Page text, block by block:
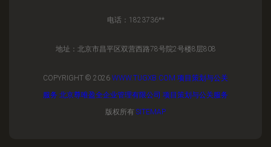
电话：1823736**
地址：北京市昌平区双营西路78号院2号楼8层808
COPYRIGHT © 2026 WWW.TUGXB.COM 项目策划与公关
服务 北京尊唯盈全企业管理有限公司 项目策划与公关服务
版权所有 SITEMAP